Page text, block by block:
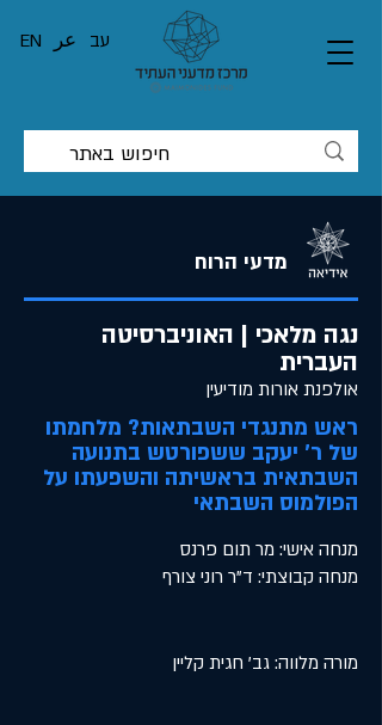
EN عر עב
מדעי הרוח
נגה מלאכי | האוניברסיטה
העברית
אולפנת אורות מודיעין
ראש מתנגדי השבתאות? מלחמתו
של ר' יעקב ששפורטש בתנועה
השבתאית בראשיתה והשפעתו על
הפולמוס השבתאי
מנחה אישי: מר תום פרנס
מנחה קבוצתי: ד"ר רוני צורף
מורה מלווה: גב' חגית קליין